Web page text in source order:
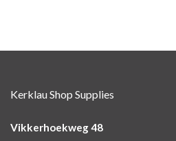
Kerklau Shop Supplies
Vikkerhoekweg 48